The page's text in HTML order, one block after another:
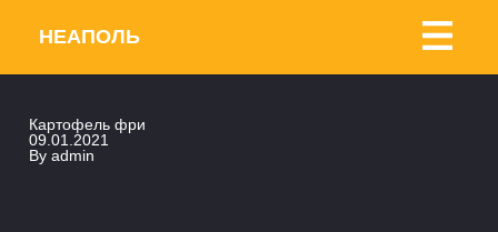
НЕАПОЛЬ
Картофель фри
09.01.2021
Byadmin